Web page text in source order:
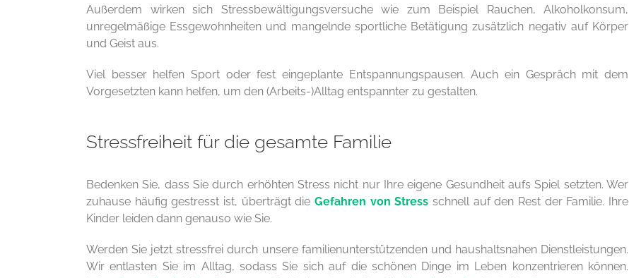
Außerdem wirken sich Stressbewältigungsversuche wie zum Beispiel Rauchen, Alkoholkonsum,
unregelmäßige Essgewohnheiten und mangelnde sportliche Betätigung zusätzlich negativ auf Körper
und Geist aus.
Viel besser helfen Sport oder fest eingeplante Entspannungspausen. Auch ein Gespräch mit dem
Vorgesetzten kann helfen, um den (Arbeits-)Alltag entspannter zu gestalten.
Stressfreiheit für die gesamte Familie
Bedenken Sie, dass Sie durch erhöhten Stress nicht nur Ihre eigene Gesundheit aufs Spiel setzten. Wer
zuhause häufig gestresst ist, überträgt die Gefahren von Stress schnell auf den Rest der Familie. Ihre
Kinder leiden dann genauso wie Sie.
Werden Sie jetzt stressfrei durch unsere familienunterstützenden und haushaltsnahen Dienstleistungen.
Wir entlasten Sie im Alltag, sodass Sie sich auf die schönen Dinge im Leben konzentrieren können.